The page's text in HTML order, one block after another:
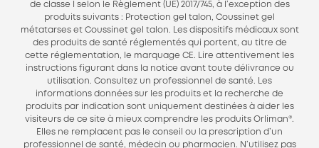
de classe I selon le Règlement (UE) 2017/745, à l’exception des
produits suivants : Protection gel talon, Coussinet gel
métatarses et Coussinet gel talon. Les dispositifs médicaux sont
des produits de santé réglementés qui portent, au titre de
cette réglementation, le marquage CE. Lire attentivement les
instructions figurant dans la notice avant toute délivrance ou
utilisation. Consultez un professionnel de santé. Les
informations données sur les produits et la recherche de
produits par indication sont uniquement destinées à aider les
visiteurs de ce site à mieux comprendre les produits Orliman®.
Elles ne remplacent pas le conseil ou la prescription d’un
professionnel de santé, médecin ou pharmacien. N’utilisez pas